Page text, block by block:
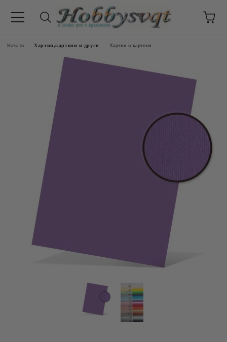
Начало Хартии,картони и други Хартии и картони